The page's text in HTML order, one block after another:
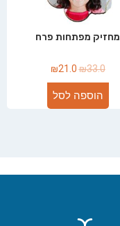
מחזיק מפתחות פרח
₪33.0
₪21.0
הוספה לסל